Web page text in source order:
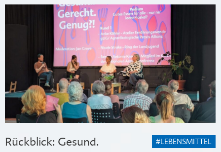
#LEBENSMITTEL
Rückblick: Gesund.